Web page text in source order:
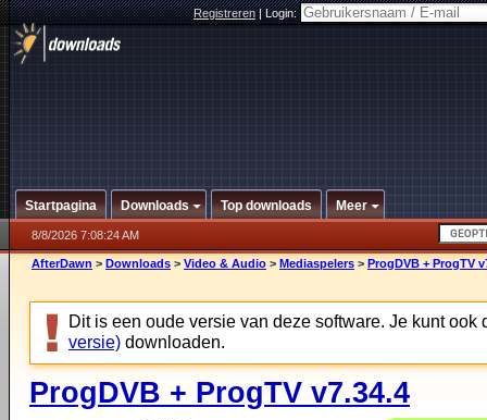
Registreren|Login:
Startpagina Downloads Top downloads Meer
8/8/2026 7:08:24 AM
AfterDawn > Downloads > Video & Audio > Mediaspelers > ProgDVB + ProgTV
Dit is een oude versie van deze software. Je kunt ook
versie) downloaden.
ProgDVB + ProgTV v7.34.4